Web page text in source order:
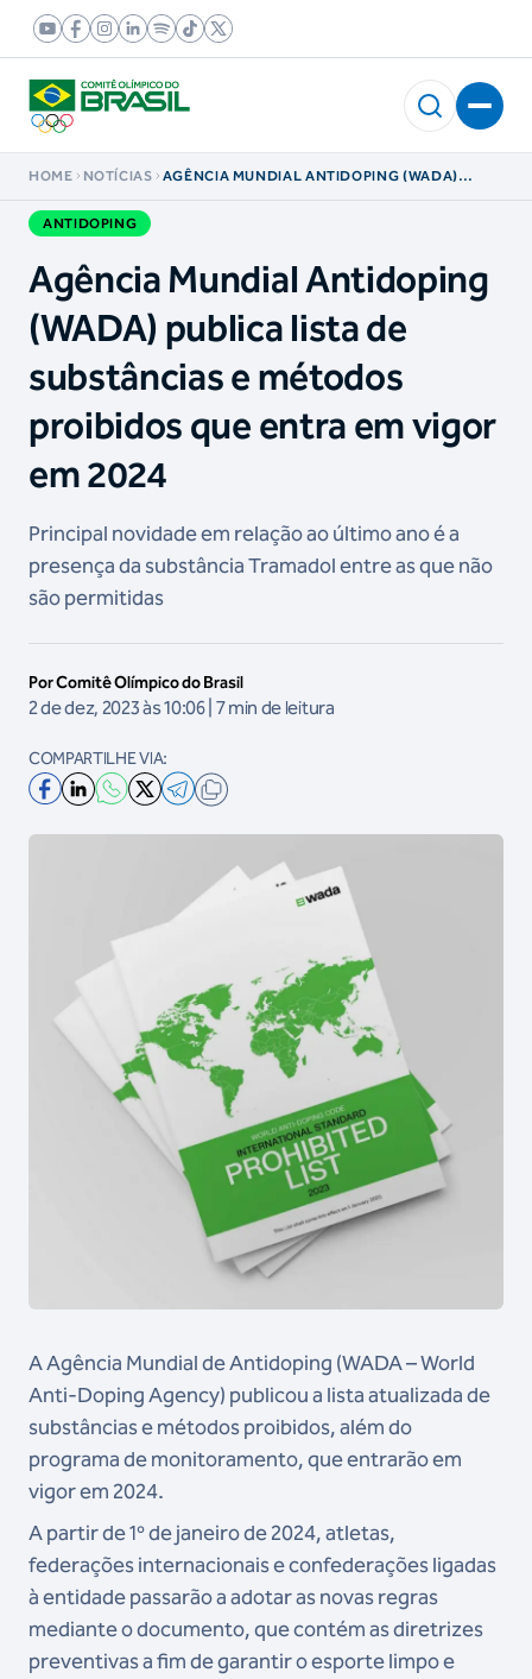
HOME NOTÍCIAS
AGÊNCIA MUNDIAL ANTIDOPING (WADA)
ANTIDOPING
Agência Mundial Antidoping
(WADA) publica lista de
substâncias e métodos
proibidos que entra em vigor
em 2024
Principal novidade em relação ao último ano é a
presença da substância Tramadol entre as que não
são permitidas
Por Comitê Olímpico do Brasil
2 de dez, 2023 às 10:06 | 7 min de leitura
COMPARTILHE VIA:
A Agência Mundial de Antidoping (WADA – World
Anti-Doping Agency) publicou a lista atualizada de
substâncias e métodos proibidos, além do
programa de monitoramento, que entrarão em
vigor em 2024.
A partir de 1º de janeiro de 2024, atletas,
federações internacionais e confederações ligadas
à entidade passarão a adotar as novas regras
mediante o documento, que contém as diretrizes
preventivas a fim de garantir o esporte limpo e